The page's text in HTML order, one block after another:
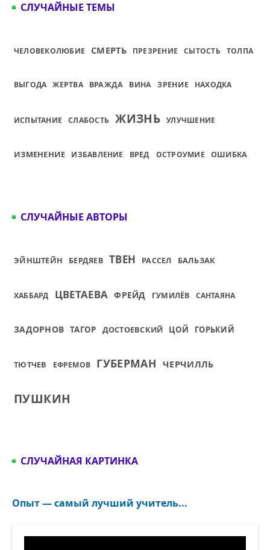
СЛУЧАЙНЫЕ ТЕМЫ
ЧЕЛОВЕКОЛЮБИЕ СМЕРТЬ ПРЕЗРЕНИЕ СЫТОСТЬ ТОЛПА
ВЫГОДА ЖЕРТВА ВРАЖДА ВИНА ЗРЕНИЕ НАХОДКА
ИСПЫТАНИЕ СЛАБОСТЬ ЖИЗНЬ УЛУЧШЕНИЕ
ИЗМЕНЕНИЕ ИЗБАВЛЕНИЕ ВРЕД ОСТРОУМИЕ ОШИБКА
СЛУЧАЙНЫЕ АВТОРЫ
ЭЙНШТЕЙН БЕРДЯЕВ ТВЕН РАССЕЛ БАЛЬЗАК
ХАББАРД ЦВЕТАЕВА ФРЕЙД ГУМИЛЁВ САНТАЯНА
ЗАДОРНОВ ТАГОР ДОСТОЕВСКИЙ ЦОЙ ГОРЬКИЙ
ТЮТЧЕВ ЕФРЕМОВ ГУБЕРМАН ЧЕРЧИЛЛЬ
ПУШКИН
СЛУЧАЙНАЯ КАРТИНКА
Опыт — самый лучший учитель...